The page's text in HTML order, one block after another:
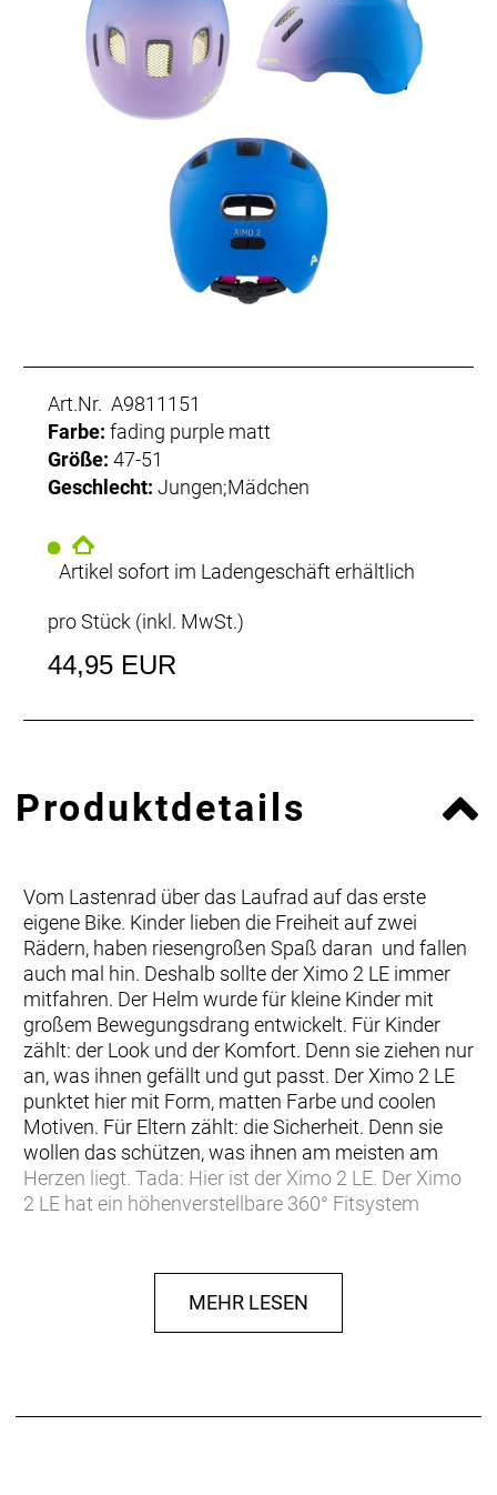
Art.Nr. A9811151
Farbe: fading purple matt
Größe: 47-51
Geschlecht: Jungen;Mädchen
Artikel sofort im Ladengeschäft erhältlich
pro Stück (inkl. MwSt.)
44,95 EUR
Produktdetails
Vom Lastenrad über das Laufrad auf das erste
eigene Bike. Kinder lieben die Freiheit auf zwei
Rädern, haben riesengroßen Spaß daran  und fallen
auch mal hin. Deshalb sollte der Ximo 2 LE immer
mitfahren. Der Helm wurde für kleine Kinder mit
großem Bewegungsdrang entwickelt. Für Kinder
zählt: der Look und der Komfort. Denn sie ziehen nur
an, was ihnen gefällt und gut passt. Der Ximo 2 LE
punktet hier mit Form, matten Farbe und coolen
Motiven. Für Eltern zählt: die Sicherheit. Denn sie
wollen das schützen, was ihnen am meisten am
Herzen liegt. Tada: Hier ist der Ximo 2 LE. Der Ximo
2 LE hat ein höhenverstellbare 360° Fitsystem
sodass im Falle eines Sturzes der Kopf bestmöglich
geschützt ist. Dank der Inmold-Bauweise ist der
Helm sehr leicht und damit für Kinder besonders
MEHR LESEN